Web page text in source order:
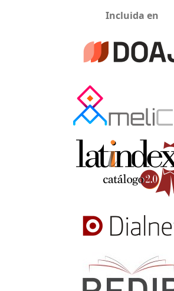
Incluida en